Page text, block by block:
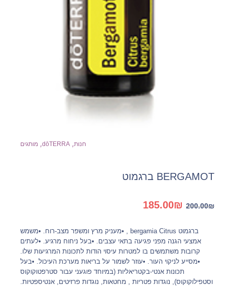
חנות,
dōTERRA
, מותגים
BERGAMOT ברגמוט
200.00₪
המחיר
200.00₪.
185.00₪
185.00₪.
ברגמוט bergamia Citrus , •מעניק מרץ ומשפר מצב-רוח. •משמש
אמצעי הגנה מפני פגיעה בתאי עצבים. •בעל ניחוח מרגיע. •לעתים
קרובות משתמשים בו למטרות עיסוי הודות לתכונות המרגיעות שלו.
•מסייע לניקוי העור. •עוזר לשמור על בריאות מערכת העיכול. •בעל
תכונות אנטי-בקטריאליות (במיוחד פוגעני עבור סטרפטוקוקוס
וסטפילוקוקוס), נוגדות פטריות , מחטאות, נוגדות פרזיטים, אנטיספטיות.